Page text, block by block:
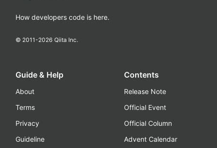
How developers code is here.
© 2011-2026 Qiita Inc.
Guide & Help
About
Terms
Privacy
Guideline
Contents
Release Note
Official Event
Official Column
Advent Calendar